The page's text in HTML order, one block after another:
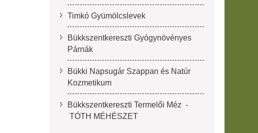
Timkó Gyümölcslevek
Bükkszentkereszti Gyógynövényes
Párnák
Bükki Napsugár Szappan és Natúr
Kozmetikum
Bükkszentkereszti Termelői Méz -
TÓTH MÉHÉSZET